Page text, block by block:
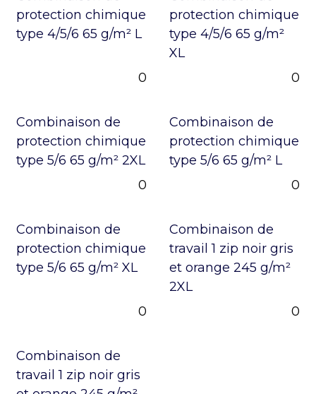
protection chimique
type 4/5/6 65 g/m² L
0
protection chimique
type 4/5/6 65 g/m²
XL
0
Combinaison de
protection chimique
type 5/6 65 g/m² 2XL
0
Combinaison de
protection chimique
type 5/6 65 g/m² L
0
Combinaison de
protection chimique
type 5/6 65 g/m² XL
0
Combinaison de
travail 1 zip noir gris
et orange 245 g/m²
2XL
0
Combinaison de
travail 1 zip noir gris